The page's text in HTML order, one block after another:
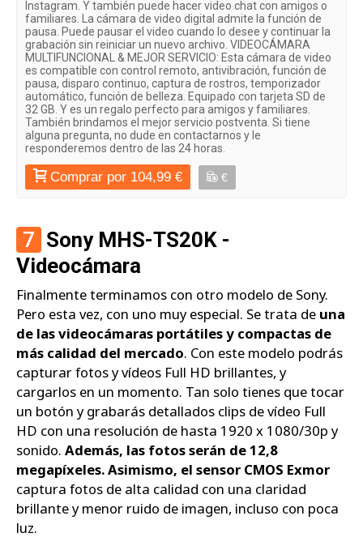
Instagram. Y también puede hacer video chat con amigos o
familiares. La cámara de video digital admite la función de
pausa. Puede pausar el video cuando lo desee y continuar la
grabación sin reiniciar un nuevo archivo. VIDEOCÁMARA
MULTIFUNCIONAL & MEJOR SERVICIO: Esta cámara de video
es compatible con control remoto, antivibración, función de
pausa, disparo continuo, captura de rostros, temporizador
automático, función de belleza. Equipado con tarjeta SD de
32 GB. Y es un regalo perfecto para amigos y familiares.
También brindamos el mejor servicio postventa. Si tiene
alguna pregunta, no dude en contactarnos y le
responderemos dentro de las 24 horas.
Comprar por 104,99 € €
7 Sony MHS-TS20K -
Videocámara
Finalmente terminamos con otro modelo de Sony.
Pero esta vez, con uno muy especial. Se trata de una
de las videocámaras portátiles y compactas de
más calidad del mercado. Con este modelo podrás
capturar fotos y vídeos Full HD brillantes, y
cargarlos en un momento. Tan solo tienes que tocar
un botón y grabarás detallados clips de vídeo Full
HD con una resolución de hasta 1920 x 1080/30p y
sonido. Además, las fotos serán de 12,8
megapíxeles. Asimismo, el sensor CMOS Exmor
captura fotos de alta calidad con una claridad
brillante y menor ruido de imagen, incluso con poca
luz.